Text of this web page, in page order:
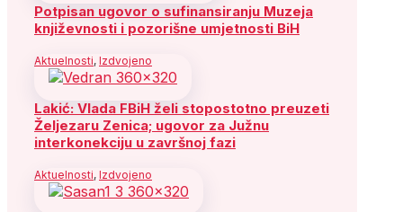
Potpisan ugovor o sufinansiranju Muzeja
književnosti i pozorišne umjetnosti BiH
Aktuelnosti, Izdvojeno
Lakić: Vlada FBiH želi stopostotno preuzeti
Željezaru Zenica; ugovor za Južnu
interkonekciju u završnoj fazi
Aktuelnosti, Izdvojeno